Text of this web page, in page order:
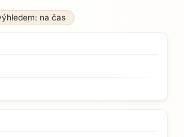
na čas